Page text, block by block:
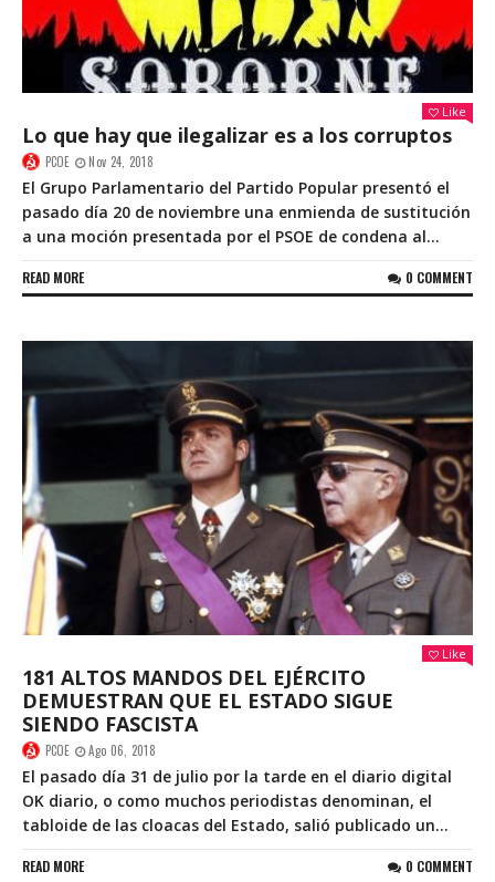
Like
Lo que hay que ilegalizar es a los corruptos
PCOE Nov 24, 2018
El Grupo Parlamentario del Partido Popular presentó el
pasado día 20 de noviembre una enmienda de sustitución
a una moción presentada por el PSOE de condena al...
READ MORE 0 COMMENT
Like
181 ALTOS MANDOS DEL EJÉRCITO
DEMUESTRAN QUE EL ESTADO SIGUE
SIENDO FASCISTA
PCOE Ago 06, 2018
El pasado día 31 de julio por la tarde en el diario digital
OK diario, o como muchos periodistas denominan, el
tabloide de las cloacas del Estado, salió publicado un...
READ MORE 0 COMMENT